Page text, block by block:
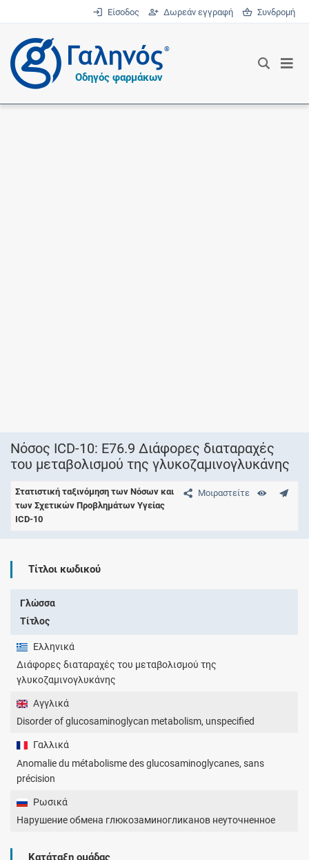
Είσοδος Δωρεάν εγγραφή Συνδρομή
®
Οδηγός φαρμάκων
Νόσος ICD-10: E76.9 Διάφορες διαταραχές
του μεταβολισμού της γλυκοζαμινογλυκάνης
Μοιραστείτε
Στατιστική ταξινόμηση των Νόσων και
των Σχετικών Προβλημάτων Υγείας
ICD-10
Τίτλοι κωδικού
Γλώσσα
Τίτλος
Ελληνικά
Διάφορες διαταραχές του μεταβολισμού της
γλυκοζαμινογλυκάνης
Αγγλικά
Disorder of glucosaminoglycan metabolism, unspecified
Γαλλικά
Anomalie du métabolisme des glucosaminoglycanes, sans
précision
Ρωσικά
Нарушение обмена глюкозаминогликанов неуточненное
Κατάταξη ομάδας